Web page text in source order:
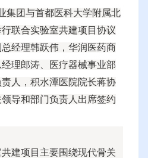
集团与首都医科大学附属北
联合实验室共建项目协议
经理韩跃伟，华润医药商
理郎涛、医疗器械事业部
人，积水潭医院院长蒋协
导和部门负责人出席签约
建项目主要围绕现代骨关